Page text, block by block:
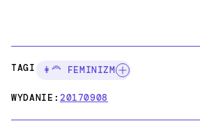
TAGI: 👩‍🦰 FEMINIZM
WYDANIE:20170908